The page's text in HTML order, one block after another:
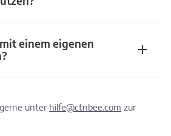
einem eigenen
unter hilfe@ctnbee.com zur